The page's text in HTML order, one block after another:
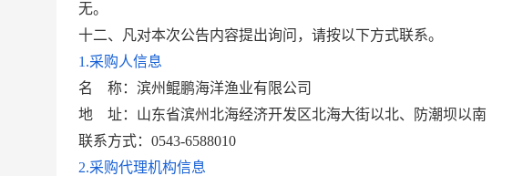
无。
十二、凡对本次公告内容提出询问，请按以下方式联系。
1.采购人信息
名
称： 滨州鲲鹏海洋渔业有限公司
地
址： 山东省滨州北海经济开发区北海大街以北、防潮坝以南
联系方式： 0543-6588010
2.采购代理机构信息